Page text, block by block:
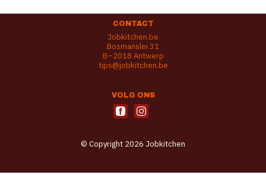
CONTACT
Jobkitchen.be
Bosmanslei 31
B–2018 Antwerp
tips@jobkitchen.be
VOLG ONS
© Copyright 2026 Jobkitchen